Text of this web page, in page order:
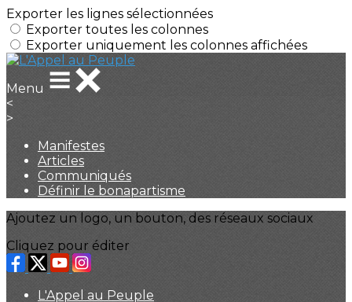
Exporter les lignes sélectionnées
Exporter toutes les colonnes
Exporter uniquement les colonnes affichées
Menu
<
>
Manifestes
Articles
Communiqués
Définir le bonapartisme
Ajoutez un logo, un bouton, des réseaux sociaux
Cliquez pour éditer
L'Appel au Peuple